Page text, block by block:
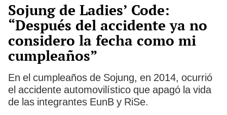
Sojung de Ladies’ Code:
“Después del accidente ya no
considero la fecha como mi
cumpleaños”
En el cumpleaños de Sojung, en 2014, ocurrió
el accidente automovilístico que apagó la vida
de las integrantes EunB y RiSe.